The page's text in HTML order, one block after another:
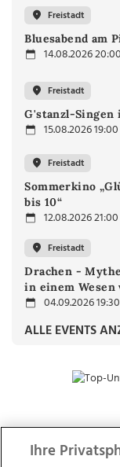
Freistadt
Bluesabend am
14.08.2026 20:00
Freistadt
G'stanzl-
15.08.2026 19:00
Freistadt
Sommerkino
bis 10“
12.08.2026 21:00
Freistadt
Drachen -
in einem
04.09.2026 19:30
ALLE EVENTS
ZUR
Ihre